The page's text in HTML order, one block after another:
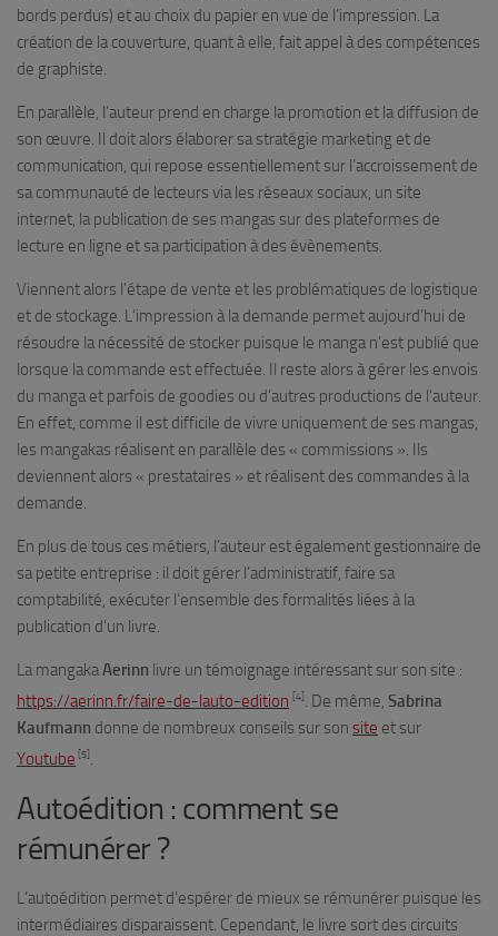
bords perdus) et au choix du papier en vue de l’impression. La
création de la couverture, quant à elle, fait appel à des compétences
de graphiste.
En parallèle, l’auteur prend en charge la promotion et la diffusion de
son œuvre. Il doit alors élaborer sa stratégie marketing et de
communication, qui repose essentiellement sur l’accroissement de
sa communauté de lecteurs via les réseaux sociaux, un site
internet, la publication de ses mangas sur des plateformes de
lecture en ligne et sa participation à des évènements.
Viennent alors l’étape de vente et les problématiques de logistique
et de stockage. L’impression à la demande permet aujourd’hui de
résoudre la nécessité de stocker puisque le manga n’est publié que
lorsque la commande est effectuée. Il reste alors à gérer les envois
du manga et parfois de goodies ou d’autres productions de l’auteur.
En effet, comme il est difficile de vivre uniquement de ses mangas,
les mangakas réalisent en parallèle des « commissions ». Ils
deviennent alors « prestataires » et réalisent des commandes à la
demande.
En plus de tous ces métiers, l’auteur est également gestionnaire de
sa petite entreprise : il doit gérer l’administratif, faire sa
comptabilité, exécuter l’ensemble des formalités liées à la
publication d’un livre.
La mangakaAerinn livre un témoignage intéressant sur son site :
https://aerinn.fr/faire-de-lauto-edition [4]. De même, Sabrina
Kaufmann donne de nombreux conseils sur son site et sur
Youtube [5].
Autoédition : comment se
rémunérer ?
L’autoédition permet d’espérer de mieux se rémunérer puisque les
intermédiaires disparaissent. Cependant, le livre sort des circuits